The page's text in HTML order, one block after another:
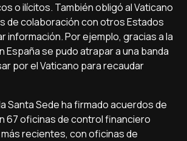
o ilícitos. También obligó al Vaticano
de colaboración con otros Estados
información. Por ejemplo, gracias a la
España se pudo atrapar a una banda
por el Vaticano para recaudar
Santa Sede ha firmado acuerdos de
67 oficinas de control financiero
recientes, con oficinas de